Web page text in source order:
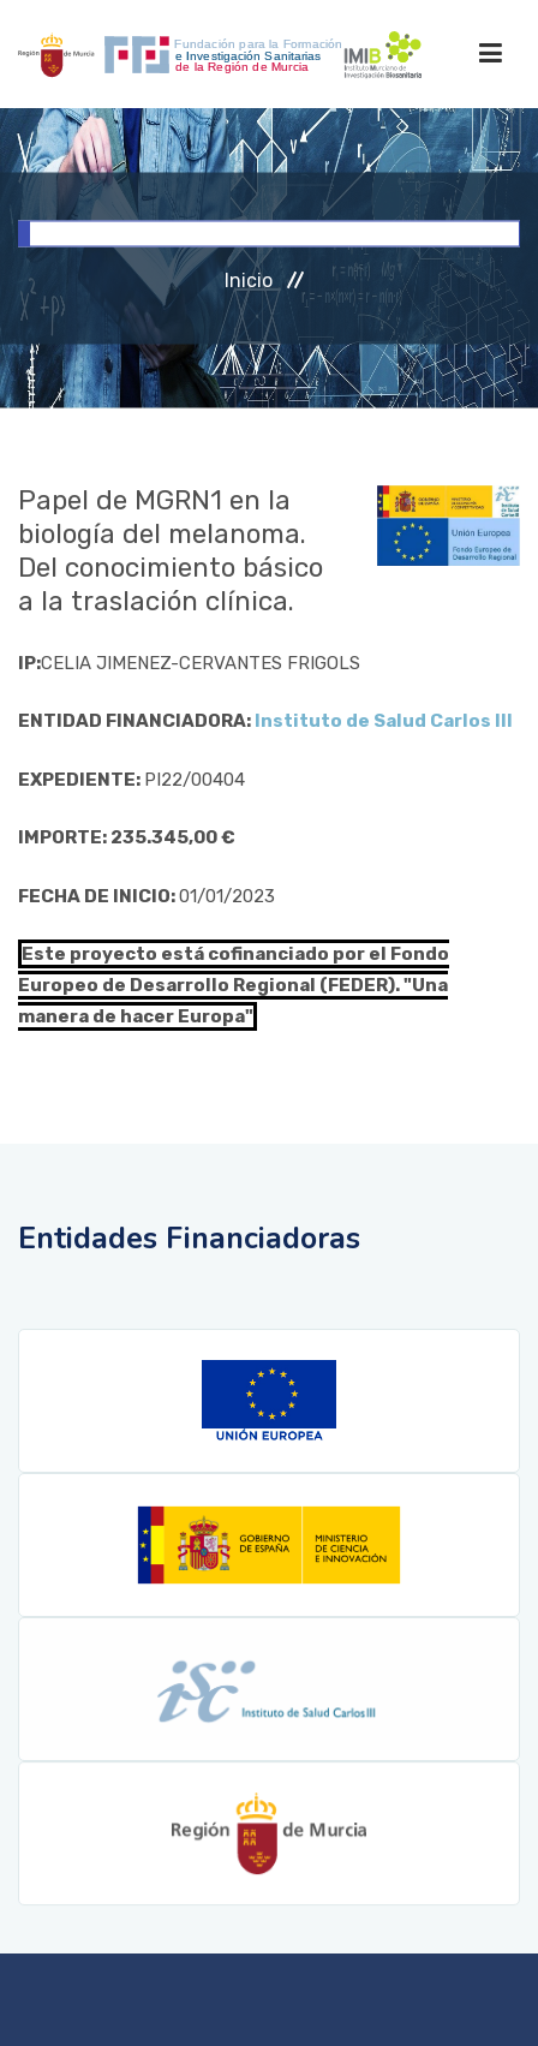
INICIO
INVESTIGACIÓN
RRHH
ACCESO PERSONAL
Inicio
Papel de MGRN1 en la
biología del melanoma.
Del conocimiento básico
a la traslación clínica.
IP:CELIA JIMENEZ-CERVANTES FRIGOLS
ENTIDAD FINANCIADORA: Instituto de Salud Carlos III
EXPEDIENTE: PI22/00404
IMPORTE: 235.345,00 €
FECHA DE INICIO:01/01/2023
Este proyecto está cofinanciado por el Fondo
Europeo de Desarrollo Regional (FEDER). "Una
manera de hacer Europa"
Entidades Financiadoras